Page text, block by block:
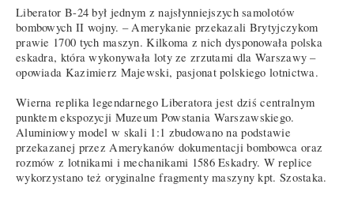
Liberator B-24 był jednym z najsłynniejszych samolotów
bombowych II wojny. – Amerykanie przekazali Brytyjczykom
prawie 1700 tych maszyn. Kilkoma z nich dysponowała polska
eskadra, która wykonywała loty ze zrzutami dla Warszawy –
opowiada Kazimierz Majewski, pasjonat polskiego lotnictwa.
Wierna replika legendarnego Liberatora jest dziś centralnym
punktem ekspozycji Muzeum Powstania Warszawskiego.
Aluminiowy model w skali 1:1 zbudowano na podstawie
przekazanej przez Amerykanów dokumentacji bombowca oraz
rozmów z lotnikami i mechanikami 1586 Eskadry. W replice
wykorzystano też oryginalne fragmenty maszyny kpt. Szostaka.